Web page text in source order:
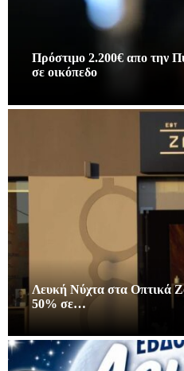
Πρόστιμο 2.200€ απο την
σε οικόπεδο
Λευκή Νύχτα στα Οπτικά
50% σε…